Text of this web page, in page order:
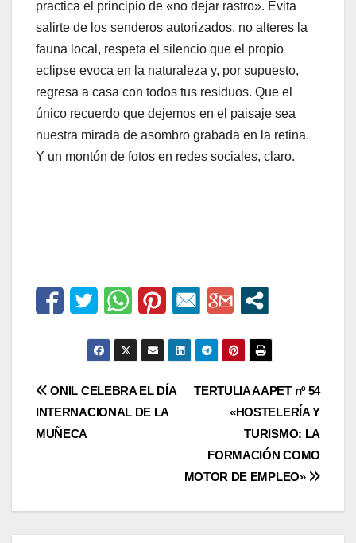
practica el principio de «no dejar rastro». Evita
salirte de los senderos autorizados, no alteres la
fauna local, respeta el silencio que el propio
eclipse evoca en la naturaleza y, por supuesto,
regresa a casa con todos tus residuos. Que el
único recuerdo que dejemos en el paisaje sea
nuestra mirada de asombro grabada en la retina.
Y un montón de fotos en redes sociales, claro.
Navegación
de
TERTULIA AAPET nº 54
«HOSTELERÍA Y
TURISMO: LA
FORMACIÓN COMO
MOTOR DE EMPLEO»
ONIL CELEBRA EL DÍA
INTERNACIONAL DE LA
MUÑECA